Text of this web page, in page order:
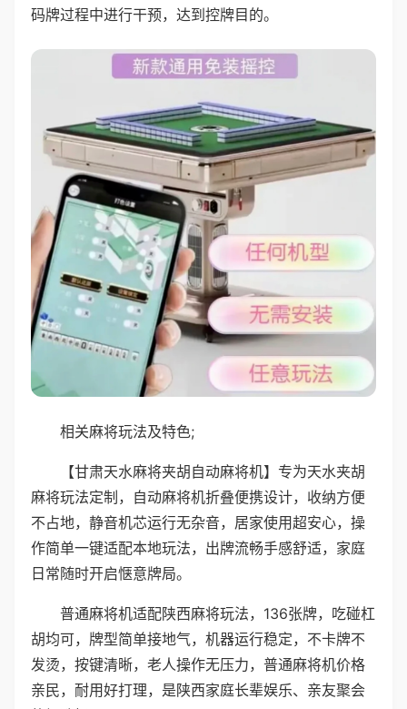
码牌过程中进行干预，达到控牌目的。
相关麻将玩法及特色;
【甘肃天水麻将夹胡自动麻将机】专为天水夹胡
麻将玩法定制，自动麻将机折叠便携设计，收纳方便
不占地，静音机芯运行无杂音，居家使用超安心，操
作简单一键适配本地玩法，出牌流畅手感舒适，家庭
日常随时开启惬意牌局。
普通麻将机适配陕西麻将玩法，136张牌，吃碰杠
胡均可，牌型简单接地气，机器运行稳定，不卡牌不
发烫，按键清晰，老人操作无压力，普通麻将机价格
亲民，耐用好打理，是陕西家庭长辈娱乐、亲友聚会